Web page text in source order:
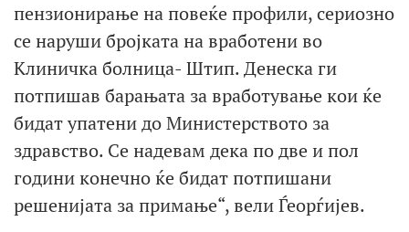
пензионирање на повеќе профили, сериозно
се наруши бројката на вработени во
Клиничка болница- Штип. Денеска ги
потпишав барањата за вработување кои ќе
бидат упатени до Министерството за
здравство. Се надевам дека по две и пол
години конечно ќе бидат потпишани
решенијата за примање“, вели Ѓеорѓијев.